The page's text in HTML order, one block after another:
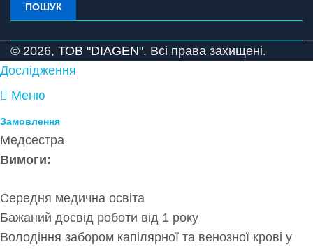
ПОШУК
© 2026, ТОВ "DIAGEN". Всі права захищені.
Дослідження
Меню
Замовлення
Медсестра
Вимоги:
Середня медична освіта
Бажаний досвід роботи від 1 року
Володіння забором капілярної та венозної крові у